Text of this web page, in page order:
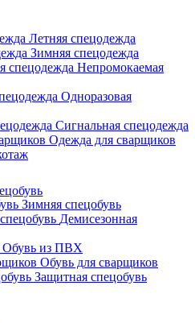
Летняя спецодежда
Зимняя спецодежда
Непромокаемая
Одноразовая
Сигнальная спецодежда
Одежда для сварщиков
Зимняя спецобувь
Демисезонная
Обувь из ПВХ
Обувь для сварщиков
Защитная спецобувь